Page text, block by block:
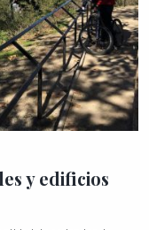
y edificios